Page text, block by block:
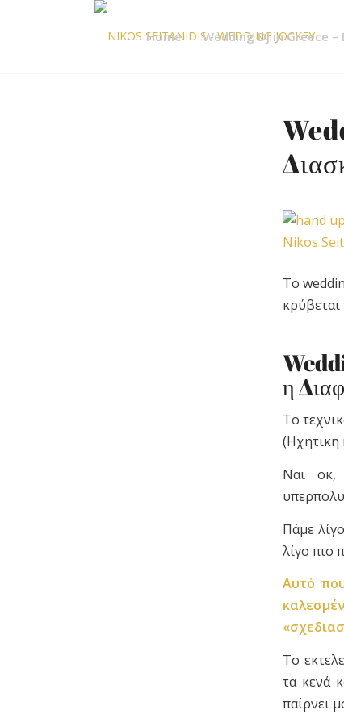
Home Wedding DJ in Greece –
Το
η
Το
(Ηχητικη
Ναι οκ,
Πάμε
λίγο πιο
Αυτό
Το
τα κενά
παίρνει